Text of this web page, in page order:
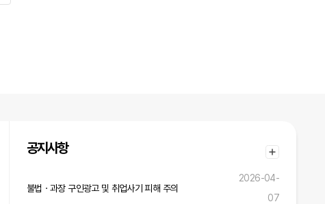
공지사항
불법ㆍ과장 구인광고 및 취업사기 피해 주의
2026-04-
07